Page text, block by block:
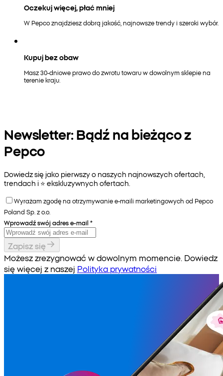
Oczekuj więcej, płać mniej
W Pepco znajdziesz dobrą jakość, najnowsze trendy i szeroki wybór.
Kupuj bez obaw
Masz 30-dniowe prawo do zwrotu towaru w dowolnym sklepie na
terenie kraju.
Newsletter: Bądź na bieżąco z
Pepco
Dowiedz się jako pierwszy o naszych najnowszych ofertach,
trendach i ⭐️ ekskluzywnych ofertach.
Wyrażam zgodę na otrzymywanie e-maili marketingowych od Pepco
Poland Sp. z o.o.
Wprowadź swój adres e-mail *
Zapisz się
Możesz zrezygnować w dowolnym momencie. Dowiedz
się więcej z naszej Polityka prywatności